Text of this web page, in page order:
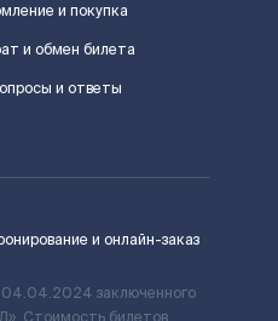
и покупка
и обмен билета
и ответы
и онлайн-заказ
заключенного